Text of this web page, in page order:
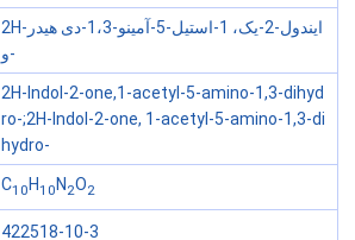
2H-ایندول-2-یک، 1-استیل-5-آمینو-1،3-دی هیدر
و-
2H-Indol-2-one,1-acetyl-5-amino-1,3-dihyd
ro-;2H-Indol-2-one, 1-acetyl-5-amino-1,3-di
hydro-
C10 H10 N 2O2
422518-10-3